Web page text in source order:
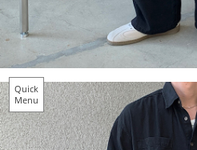
Quick
Menu